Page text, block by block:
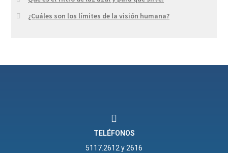
¿Cuáles son los límites de la visión humana?
TELÉFONOS
5117.2612 y 2616